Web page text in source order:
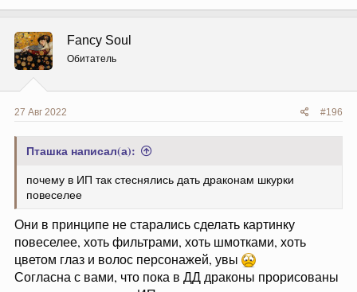
и
и
:
Fancy Soul
Обитатель
27 Авг 2022 #196
Пташка написал(а):
почему в ИП так стеснялись дать драконам шкурки
повеселее
Они в принципе не старались сделать картинку
повеселее, хоть фильтрами, хоть шмотками, хоть
цветом глаз и волос персонажей, увы
Согласна с вами, что пока в ДД драконы прорисованы